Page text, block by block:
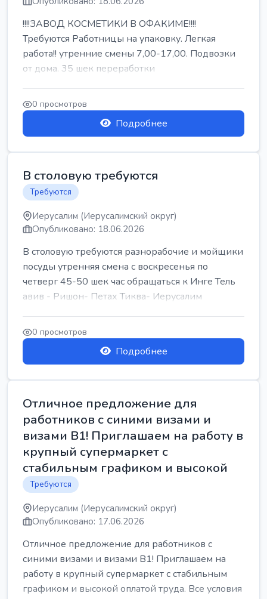
!!!!ЗАВОД КОСМЕТИКИ В ОФАКИМЕ!!!!
Требуются Работницы на упаковку. Легкая
работа!! утренние смены 7,00-17,00. Подвозки
от дома. 35 шек переработки
0 просмотров
Подробнее
В столовую требуются
Требуются
Иерусалим (Иерусалимский округ)
Опубликовано: 18.06.2026
В столовую требуются разнорабочие и мойщики
посуды утренняя смена с воскресенья по
четверг 45-50 шек час обращаться к Инге Тель
авив - Ришон- Петах Тиква- Иерусалим
0 просмотров
Подробнее
Отличное предложение для
работников с синими визами и
визами B1! Приглашаем на работу в
крупный супермаркет с
стабильным графиком и высокой
Требуются
Иерусалим (Иерусалимский округ)
Опубликовано: 17.06.2026
Отличное предложение для работников с
синими визами и визами B1! Приглашаем на
работу в крупный супермаркет с стабильным
графиком и высокой оплатой труда. Все условия